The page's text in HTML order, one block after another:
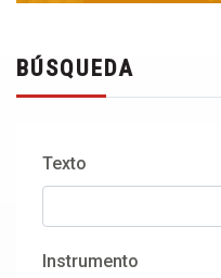
BÚSQUEDA
Texto
Instrumento